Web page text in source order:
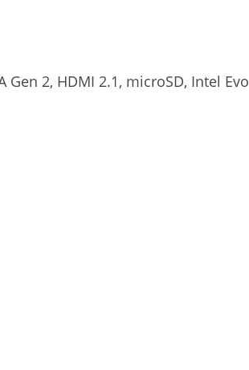
Gen 2, HDMI 2.1, microSD, Intel Evo